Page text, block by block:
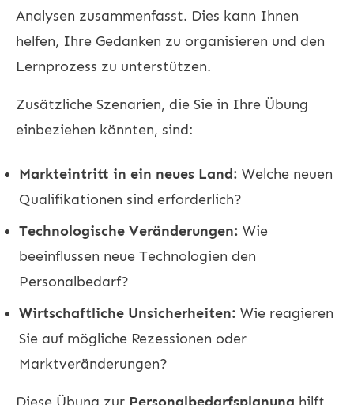
Analysen zusammenfasst. Dies kann Ihnen
helfen, Ihre Gedanken zu organisieren und den
Lernprozess zu unterstützen.
Zusätzliche Szenarien, die Sie in Ihre Übung
einbeziehen könnten, sind:
Markteintritt in ein neues Land: Welche neuen
Qualifikationen sind erforderlich?
Technologische Veränderungen: Wie
beeinflussen neue Technologien den
Personalbedarf?
Wirtschaftliche Unsicherheiten: Wie reagieren
Sie auf mögliche Rezessionen oder
Marktveränderungen?